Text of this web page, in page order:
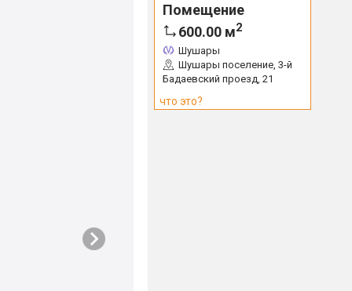
Помещение
600.00 м2
Шушары
Шушары поселение, 3-й
Бадаевский проезд, 21
что это?